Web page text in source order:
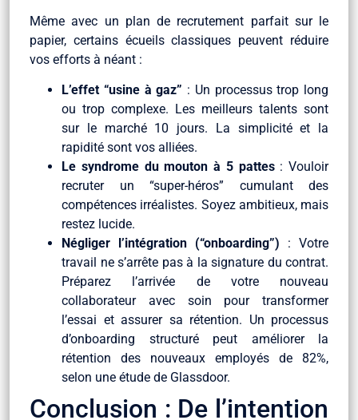
Même avec un plan de recrutement parfait sur le
papier, certains écueils classiques peuvent réduire
vos efforts à néant :
L’effet “usine à gaz” : Un processus trop long
ou trop complexe. Les meilleurs talents sont
sur le marché 10 jours. La simplicité et la
rapidité sont vos alliées.
Le syndrome du mouton à 5 pattes: Vouloir
recruter un “super-héros” cumulant des
compétences irréalistes. Soyez ambitieux, mais
restez lucide.
Négliger l’intégration (“onboarding”) : Votre
travail ne s’arrête pas à la signature du contrat.
Préparez l’arrivée de votre nouveau
collaborateur avec soin pour transformer
l’essai et assurer sa rétention. Un processus
d’onboarding structuré peut améliorer la
rétention des nouveaux employés de 82%,
selon une étude de Glassdoor.
Conclusion : De l’intention